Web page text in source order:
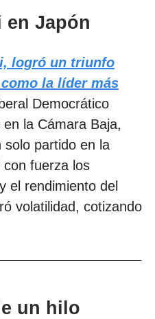
en Japón
logró un triunfo
la líder más
Democrático
la Cámara Baja,
solo partido en la
fuerza los
el rendimiento del
volatilidad, cotizando
un hilo